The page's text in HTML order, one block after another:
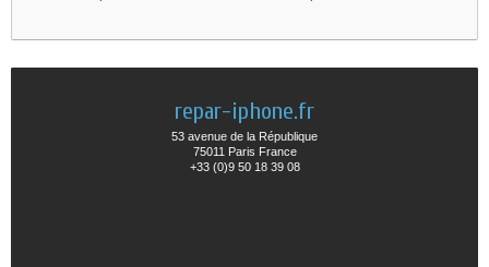
repar-iphone.fr
53 avenue de la République
75011 Paris France
+33 (0)9 50 18 39 08